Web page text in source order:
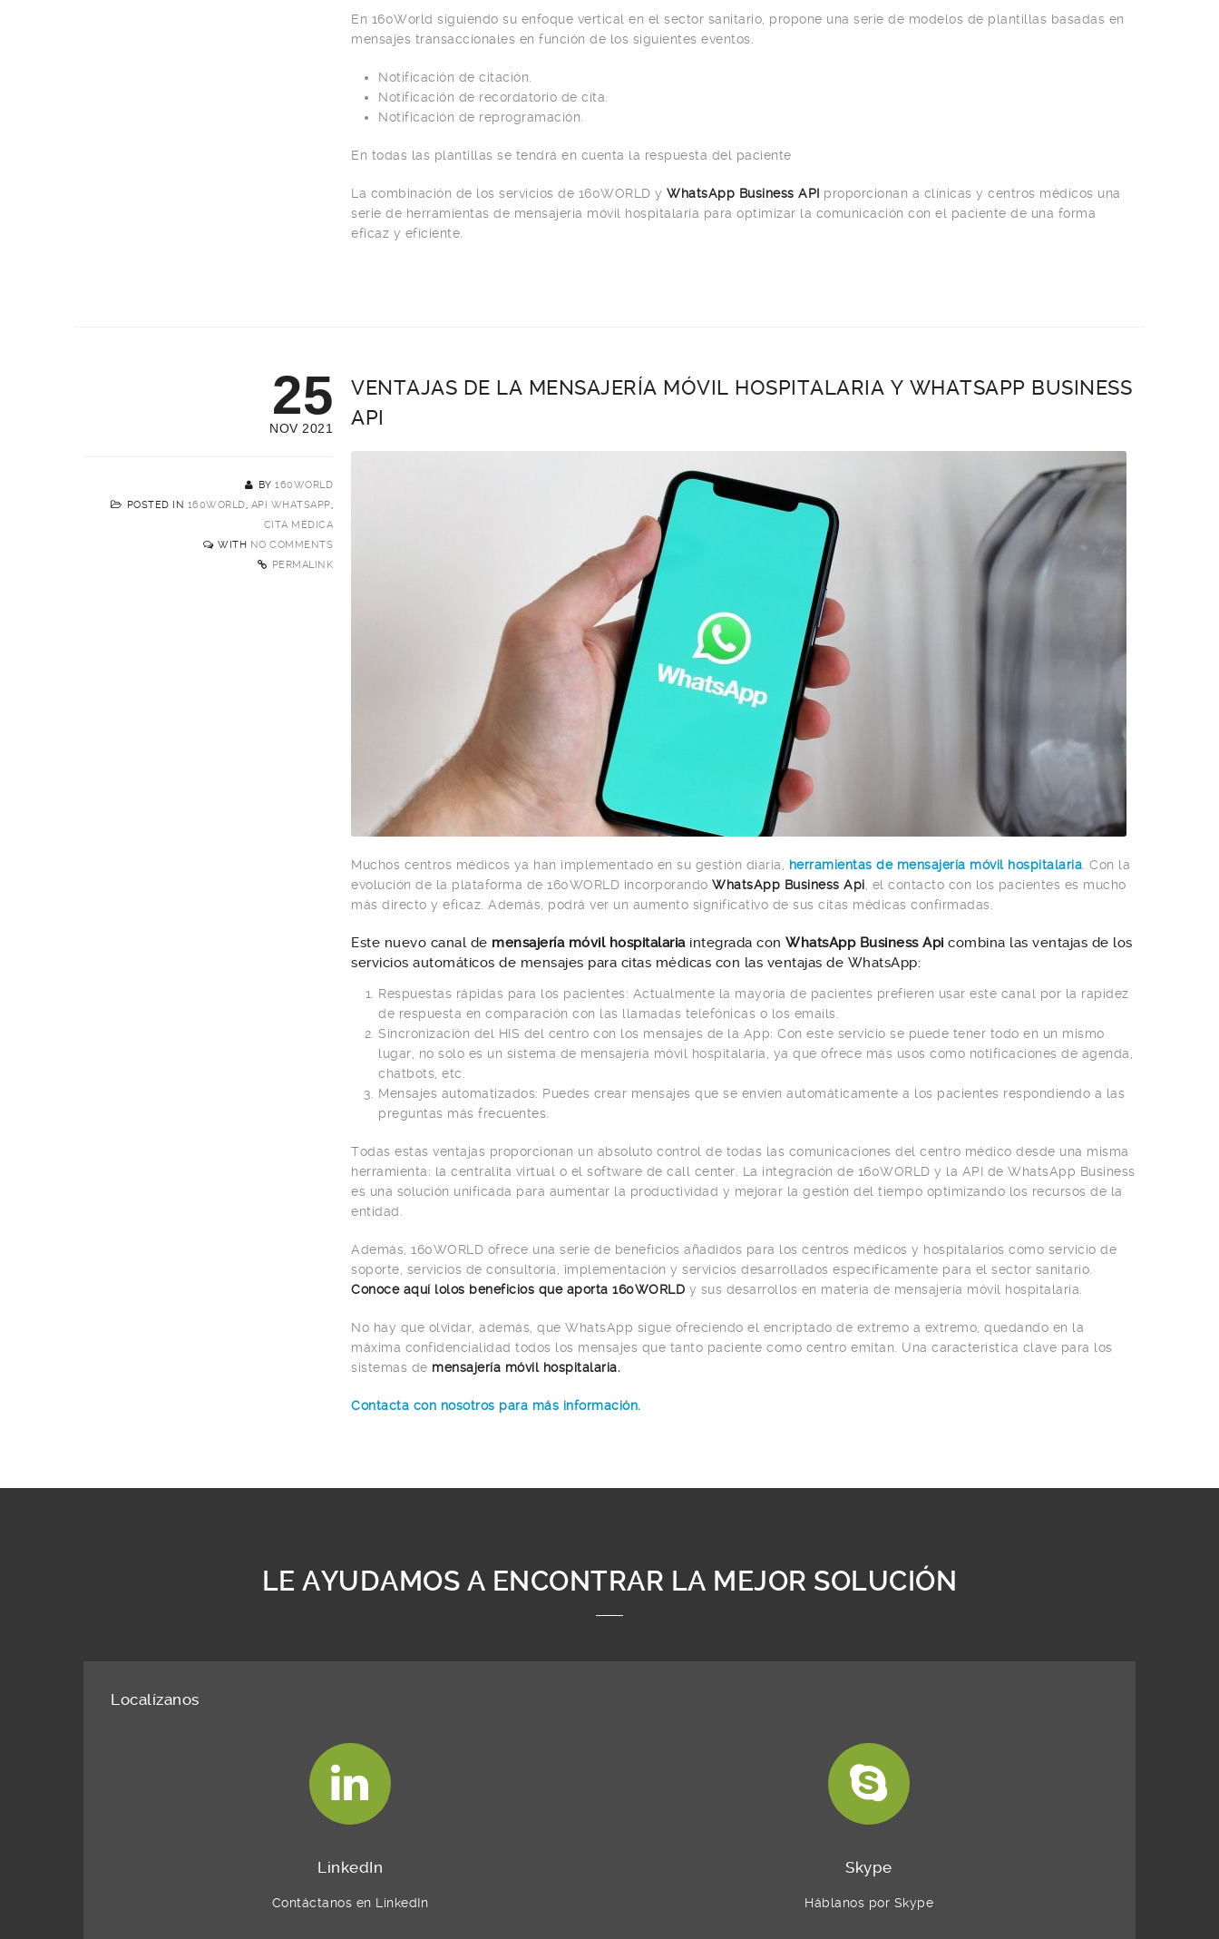
En 160World siguiendo su enfoque vertical en el sector sanitario, propone una serie de modelos de plantillas basadas en
mensajes transaccionales en función de los siguientes eventos.
Notificación de citación.
Notificación de recordatorio de cita.
Notificación de reprogramación.
En todas las plantillas se tendrá en cuenta la respuesta del paciente
La combinación de los servicios de 160WORLD y WhatsApp Business API proporcionan a clínicas y centros médicos una
serie de herramientas de mensajería móvil hospitalaria para optimizar la comunicación con el paciente de una forma
eficaz y eficiente.
25
NOV 2021
BY 160WORLD
POSTED IN 160WORLD, API WHATSAPP,
CITA MÉDICA
WITH NO COMMENTS
PERMALINK
VENTAJAS DE LA MENSAJERÍA MÓVIL HOSPITALARIA Y WHATSAPP BUSINESS
API
Muchos centros médicos ya han implementado en su gestión diaria, herramientas de mensajería móvil hospitalaria . Con la
evolución de la plataforma de 160WORLD incorporando WhatsApp Business Api , el contacto con los pacientes es mucho
más directo y eficaz. Además, podrá ver un aumento significativo de sus citas médicas confirmadas.
Este nuevo canal de mensajería móvil hospitalariaintegrada con WhatsApp Business Api combina las ventajas de los
servicios automáticos de mensajes para citas médicas con las ventajas de WhatsApp:
Respuestas rápidas para los pacientes: Actualmente la mayoría de pacientes prefieren usar este canal por la rapidez
de respuesta en comparación con las llamadas telefónicas o los emails.
Sincronización del HIS del centro con los mensajes de la App: Con este servicio se puede tener todo en un mismo
lugar, no solo es un sistema de mensajería móvil hospitalaria, ya que ofrece más usos como notificaciones de agenda,
chatbots, etc.
Mensajes automatizados: Puedes crear mensajes que se envíen automáticamente a los pacientes respondiendo a las
preguntas más frecuentes.
Todas estas ventajas proporcionan un absoluto control de todas las comunicaciones del centro médico desde una misma
herramienta: la centralita virtual o el software de call center. La integración de 160WORLD y la API de WhatsApp Business
es una solución unificada para aumentar la productividad y mejorar la gestión del tiempo optimizando los recursos de la
entidad.
Además, 160WORLD ofrece una serie de beneficios añadidos para los centros médicos y hospitalarios como servicio de
soporte, servicios de consultoría, implementación y servicios desarrollados específicamente para el sector sanitario.
Conoce aquí lolos beneficios que aporta 160WORLD y sus desarrollos en materia de mensajería móvil hospitalaria.
No hay que olvidar, además, que WhatsApp sigue ofreciendo el encriptado de extremo a extremo, quedando en la
máxima confidencialidad todos los mensajes que tanto paciente como centro emitan. Una característica clave para los
sistemas de mensajería móvil hospitalaria.
Contacta con nosotros para más información.
LE AYUDAMOS A ENCONTRAR LA MEJOR SOLUCIÓN
Localízanos
LinkedIn
Contáctanos en LinkedIn
Skype
Háblanos por Skype